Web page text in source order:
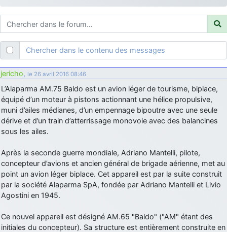
d9pouces: ouakamois > si tu parles du sujet sur l'Armée de l'Air,
bien sûr que oui !
je suis un avion@,._,+: Bonjour je viens d'arriver il y a quelques
moi et quelques avions n'ont pas les mêmes noms qu'aujourd'hui
ouakamois: Bonjourà toutes et à tous.en espérantque ces
quelques images du Pays Basque vous auront plu ; Agur…
d9pouces: Malheureusement nonun peu trop loin pour moi !
fox_50: Bonjour, certains parmis vous étaient-ils présent au
meeting de Lann Bihoué de 2026 ?
au site!
jericho: Bonne année et tous mes meilleurs voeux à tous pour
2026 !
little boy
: je vous souhaite un bon réveillon pour cette nouvelle
année!
jericho: Merci D9pouces, à mon tour de souhaiter un Joyeux Noël
et de bonnes fêtes de fin d'année.
Chercher dans le contenu des messages
jericho, le 26 avril 2016 08:46
L’Alaparma AM.75 Baldo est un avion léger de tourisme, biplace,
équipé d’un moteur à pistons actionnant une hélice propulsive,
muni d’ailes médianes, d’un empennage bipoutre avec une seule
dérive et d’un train d’atterrissage monovoie avec des balancines
sous les ailes.
Après la seconde guerre mondiale, Adriano Mantelli, pilote,
concepteur d’avions et ancien général de brigade aérienne, met au
point un avion léger biplace. Cet appareil est par la suite construit
par la société Alaparma SpA, fondée par Adriano Mantelli et Livio
Agostini en 1945.
Ce nouvel appareil est désigné AM.65 "Baldo" ("AM" étant des
initiales du concepteur). Sa structure est entièrement construite en